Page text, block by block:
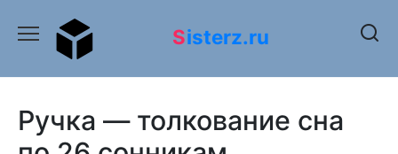
содержанию
Sisterz.ru
Ручка — толкование сна